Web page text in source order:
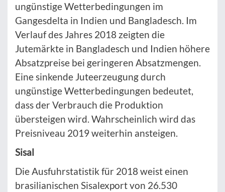
ungünstige Wetterbedingungen im
Gangesdelta in Indien und Bangladesch. Im
Verlauf des Jahres 2018 zeigten die
Jutemärkte in Bangladesch und Indien höhere
Absatzpreise bei geringeren Absatzmengen.
Eine sinkende Juteerzeugung durch
ungünstige Wetterbedingungen bedeutet,
dass der Verbrauch die Produktion
übersteigen wird. Wahrscheinlich wird das
Preisniveau 2019 weiterhin ansteigen.
Sisal
Die Ausfuhrstatistik für 2018 weist einen
brasilianischen Sisalexport von 26.530